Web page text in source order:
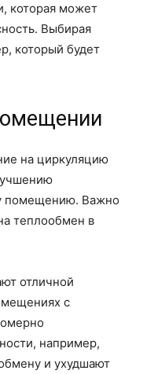
которая может
Выбирая
который будет
на циркуляцию
помещению. Важно
теплообмен в
отличной
с
например,
и ухудшают